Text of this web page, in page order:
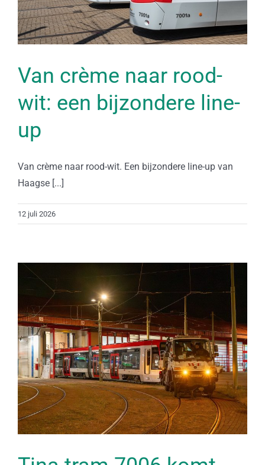
Van crème naar rood-
wit: een bijzondere line-
up
Van crème naar rood-wit. Een bijzondere line-up van
Haagse [...]
12 juli 2026